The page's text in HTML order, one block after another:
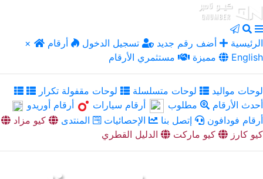
× الرئيسية أضف رقم جديد تسجيل الدخول
أرقام
مميزة
مستثمري الأرقام English
لوحات مواليد لوحات متسلسلة
لوحات مقفولة تكرار
أحدث الأرقام
مطلوب أرقام سيارات
أرقام أوريدو
أرقام فودافون
إتصل بنا الإحصائيات المنتدى
كيو مزاد
كيو كارز
كيو ماركت الدليل القطري